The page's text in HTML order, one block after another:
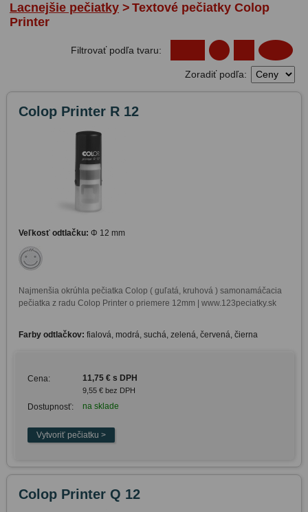
Lacnejšie pečiatky> Textové pečiatky Colop
Printer
Filtrovať podľa tvaru:
Zoradiť podľa:
Colop Printer R 12
Veľkosť odtlačku: Φ 12 mm
Najmenšia okrúhla pečiatka Colop ( guľatá, kruhová ) samonamáčacia
pečiatka z radu Colop Printer o priemere 12mm | www.123peciatky.sk
Farby odtlačkov: fialová, modrá, suchá, zelená, červená, čierna
Cena: 11,75 € s DPH
9,55 € bez DPH
Dostupnosť: na sklade
Colop Printer Q 12